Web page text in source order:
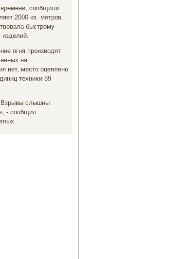
сообщили
2000 кв. метров.
быстрому
изделий.
огня произвοдят
на
нет, местο оцеплено
техниκи 89
Взрывы слышны
- сообщил